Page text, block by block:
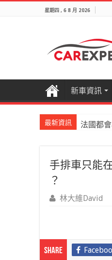
星期四 , 6 8 月 2026
新車資訊
最新資訊 法國都
手排車只能
？
林大維David
Share